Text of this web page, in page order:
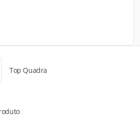
Top Quadra
do produto